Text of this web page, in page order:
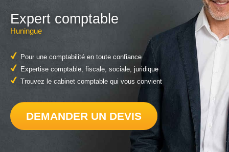
Expert comptable
Huningue
Pour une comptabilité en toute confiance
Expertise comptable, fiscale, sociale, juridique
Trouvez le cabinet comptable qui vous convient
DEMANDER UN DEVIS